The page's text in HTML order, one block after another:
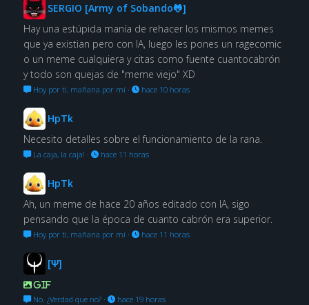
SERGIO [Army of Sobando🐸]
Hay una estúpida manía de rehacer los mismos memes
que ya existian pero con IA, luego les pones un ragecomic
o un meme cualquiera y citas como fuente cuantocabrón
y todo son quejas de "meme viejo" XD
Hoy por ti, mañana por mí· hace 10 horas
HpTk
Necesito detalles sobre el funcionamiento de la rana.
La caja, la caja! · hace 11 horas
HpTk
Ah, un meme de hace 20 años editado con IA, sigo
pensando que la época de cuanto cabrón era superior.
Hoy por ti, mañana por mí· hace 11 horas
[Ψ]
GIF
No. ¿Verdad que no?· hace 19 horas